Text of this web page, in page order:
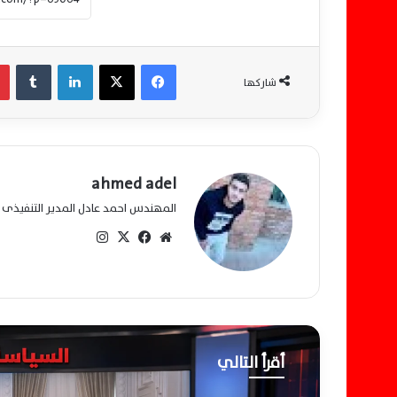
شاركها
فيسبوك ‫X لينكدإن
ahmed adel
المهندس احمد عادل المدير
مو
يب
في ‫X
أقرأ التالي